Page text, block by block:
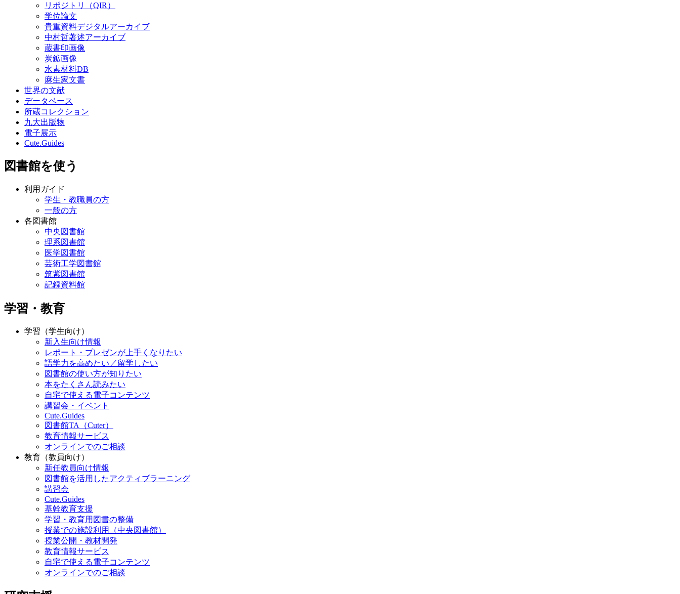
リポジトリ（QIR）
学位論文
貴重資料デジタルアーカイブ
中村哲著述アーカイブ
蔵書印画像
炭鉱画像
水素材料DB
麻生家文書
世界の文献
データベース
所蔵コレクション
九大出版物
電子展示
Cute.Guides
図書館を使う
利用ガイド
学生・教職員の方
一般の方
各図書館
中央図書館
理系図書館
医学図書館
芸術工学図書館
筑紫図書館
記録資料館
学習・教育
学習（学生向け）
新入生向け情報
レポート・プレゼンが上手くなりたい
語学力を高めたい／留学したい
図書館の使い方が知りたい
本をたくさん読みたい
自宅で使える電子コンテンツ
講習会・イベント
Cute.Guides
図書館TA（Cuter）
教育情報サービス
オンラインでのご相談
教育（教員向け）
新任教員向け情報
図書館を活用したアクティブラーニング
講習会
Cute.Guides
基幹教育支援
学習・教育用図書の整備
授業での施設利用（中央図書館）
授業公開・教材開発
教育情報サービス
自宅で使える電子コンテンツ
オンラインでのご相談